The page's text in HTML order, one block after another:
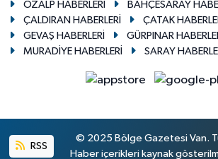
ÖZALP HABERLERİ
BAHÇESARAY
ÇALDIRAN HABERLERİ
ÇATAK
GEVAŞ HABERLERİ
GÜRPINAR
MURADİYE HABERLERİ
SARAY
RSS
© 2025 Bölge Gazetesi Van.
Haber içerikleri kaynak